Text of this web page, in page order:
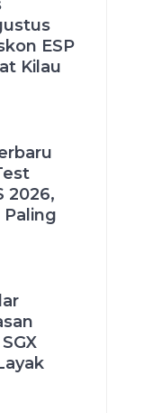
ESP
Kilau
2026,
Paling